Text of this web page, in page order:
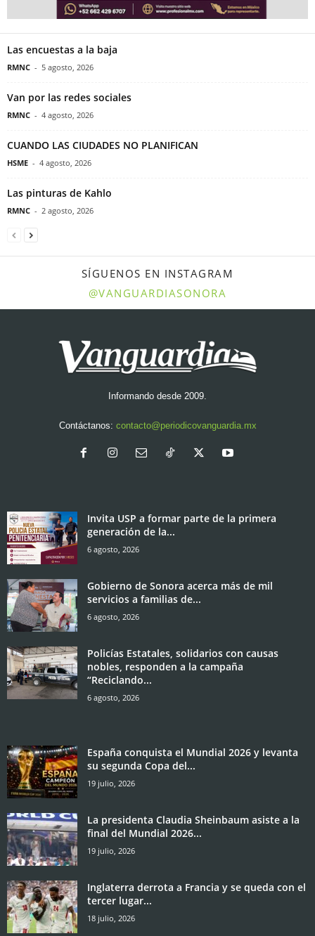
Las encuestas a la baja
RMNC - 5 agosto, 2026
Van por las redes sociales
RMNC - 4 agosto, 2026
CUANDO LAS CIUDADES NO PLANIFICAN
HSME - 4 agosto, 2026
Las pinturas de Kahlo
RMNC - 2 agosto, 2026
SÍGUENOS EN INSTAGRAM
@VANGUARDIASONORA
Informando desde 2009.
Contáctanos: contacto@periodicovanguardia.mx
Invita USP a formar parte de la primera
generación de la...
6 agosto, 2026
Gobierno de Sonora acerca más de mil
servicios a familias de...
6 agosto, 2026
Policías Estatales, solidarios con causas
nobles, responden a la campaña
“Reciclando...
6 agosto, 2026
España conquista el Mundial 2026 y levanta
su segunda Copa del...
19 julio, 2026
La presidenta Claudia Sheinbaum asiste a la
final del Mundial 2026...
19 julio, 2026
Inglaterra derrota a Francia y se queda con el
tercer lugar...
18 julio, 2026